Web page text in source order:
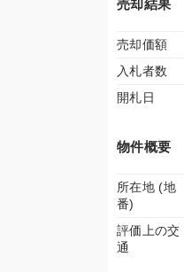
売却結果
売却価額
入札者数
開札日
物件概要
所在地 (地
番)
評価上の交
通